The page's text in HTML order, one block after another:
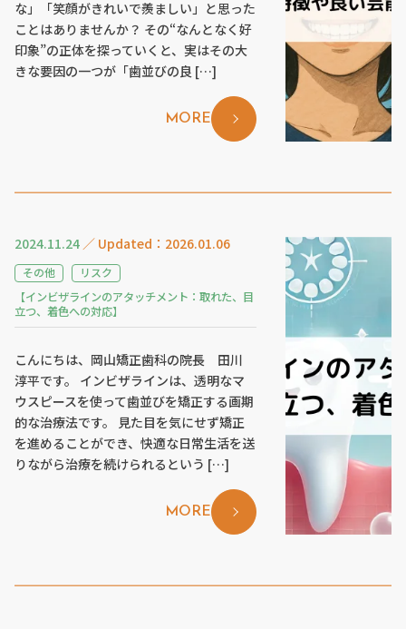
な」「笑顔がきれいで羨ましい」と思った
ことはありませんか？ その“なんとなく好
印象”の正体を探っていくと、実はその大
きな要因の一つが「歯並びの良 […]
MORE
2024.11.24 ／ Updated：2026.01.06
その他 リスク
【インビザラインのアタッチメント：取れた、目
立つ、着色への対応】
こんにちは、岡山矯正歯科の院長 田川
淳平です。 インビザラインは、透明なマ
ウスピースを使って歯並びを矯正する画期
的な治療法です。 見た目を気にせず矯正
を進めることができ、快適な日常生活を送
りながら治療を続けられるという […]
MORE